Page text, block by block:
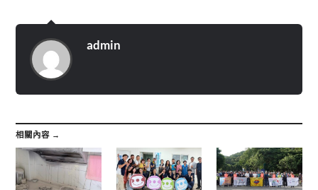
admin
相關內容 →